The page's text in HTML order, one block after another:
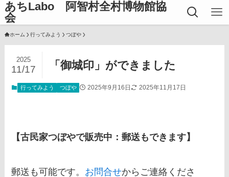
あちLabo 阿智村全村博物館協
会
ホーム 行ってみよう つぼや
「御城印」ができました
2025
11/17
行ってみよう つぼや 2025年9月16日 2025年11月17日
【古民家つぼやで販売中：郵送もできます】
郵送も可能です。 お問合せからご連絡くださ